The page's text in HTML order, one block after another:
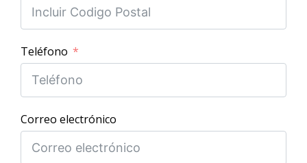
Teléfono
Correo electrónico